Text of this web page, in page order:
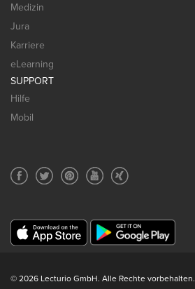
Medizin
Jura
Karriere
eLearning
SUPPORT
Hilfe
Mobil
© 2026 Lecturio GmbH. Alle Rechte vorbehalten.